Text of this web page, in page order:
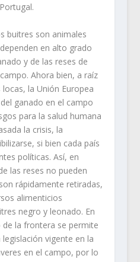
buitres son animales
en alto grado
y de las reses de
Ahora bien, a raíz
la Unión Europea
ganado en el campo
para la salud humana
la crisis, la
si bien cada país
políticas. Así, en
las reses no pueden
rápidamente retiradas,
alimenticios
negro y leonado. En
la frontera se permite
vigente en la
en el campo, por lo